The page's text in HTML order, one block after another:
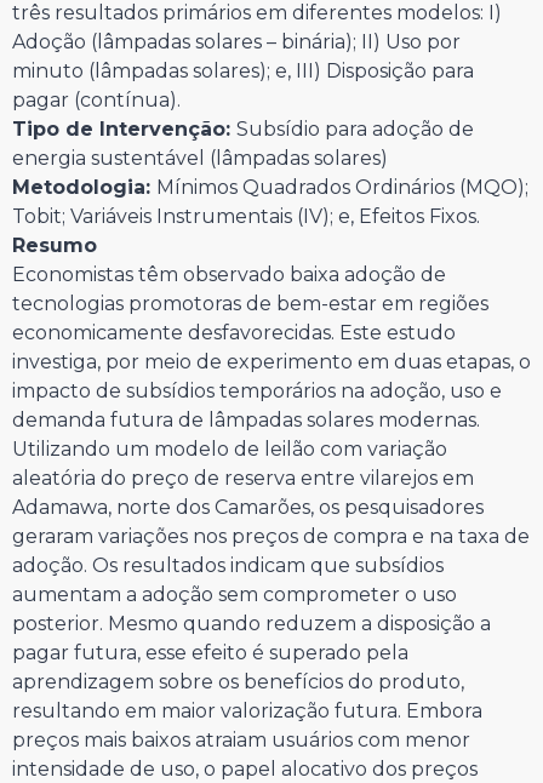
três resultados primários em diferentes modelos: I)
Adoção (lâmpadas solares – binária); II) Uso por
minuto (lâmpadas solares); e, III) Disposição para
pagar (contínua).
Tipo de Intervenção: Subsídio para adoção de
energia sustentável (lâmpadas solares)
Metodologia: Mínimos Quadrados Ordinários (MQO);
Tobit; Variáveis Instrumentais (IV); e, Efeitos Fixos.
Resumo
Economistas têm observado baixa adoção de
tecnologias promotoras de bem-estar em regiões
economicamente desfavorecidas. Este estudo
investiga, por meio de experimento em duas etapas, o
impacto de subsídios temporários na adoção, uso e
demanda futura de lâmpadas solares modernas.
Utilizando um modelo de leilão com variação
aleatória do preço de reserva entre vilarejos em
Adamawa, norte dos Camarões, os pesquisadores
geraram variações nos preços de compra e na taxa de
adoção. Os resultados indicam que subsídios
aumentam a adoção sem comprometer o uso
posterior. Mesmo quando reduzem a disposição a
pagar futura, esse efeito é superado pela
aprendizagem sobre os benefícios do produto,
resultando em maior valorização futura. Embora
preços mais baixos atraiam usuários com menor
intensidade de uso, o papel alocativo dos preços